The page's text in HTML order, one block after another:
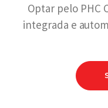
Optar pelo PHC
integrada e